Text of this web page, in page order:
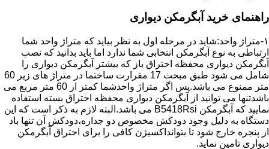
راهنمای خرید آبگرمکن دیواری
۱-متراژ واحد:شاید در مرحله اول به نظر بیاید که متراژ واحد شما
ارتباطی به نوع آبگرمکن انتخابی شما ندارد اما باید بدانید که نصب
آبگرمکن دیواری محفظه احتراق باز که بیشتر آبگرمکن دیواری را
شامل می شود طبق مبحث 17 مقرارت ساختما در متراژ های زیر 60
متر ممنوع می باشد.پس اگر متراژ واحدشما کمتر از 60 متر مربع می
باشدتنها می توانید از آبگرمکن دیواری محفظه احتراق بسته استفاده
نمایید که آبگرمکن B5418Rsi می باشد.البته لازم به ذکر است که این
دستگاه به دلیل وجود دودکش مخصوص دو جداره،دودکش آن تنها باد
از پنجره خارج شود تا بتوانداکسیژن کافی را برای احتراق آبگرمکن
دیواری تامین نماید.